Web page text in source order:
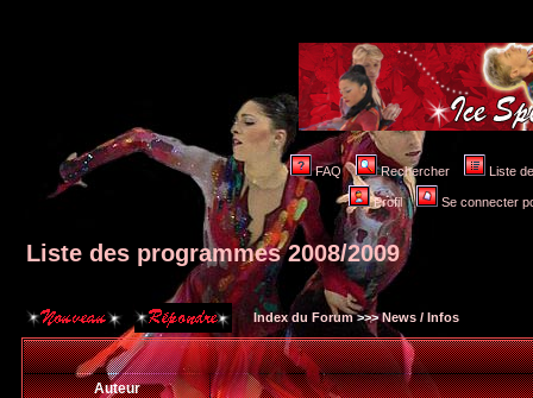
FAQ Rechercher Liste
Profil Se connecter
Liste des programmes 2008/2009
Index du Forum>>>News / Infos
Auteur